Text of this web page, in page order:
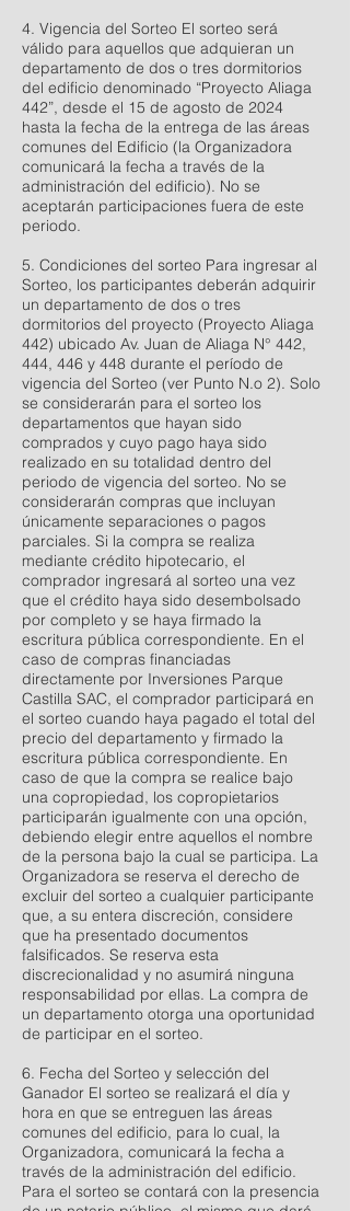
4. Vigencia del Sorteo El sorteo será
válido para aquellos que adquieran un
departamento de dos o tres dormitorios
del edificio denominado “Proyecto Aliaga
442”, desde el 15 de agosto de 2024
hasta la fecha de la entrega de las áreas
comunes del Edificio (la Organizadora
comunicará la fecha a través de la
administración del edificio). No se
aceptarán participaciones fuera de este
periodo.
5. Condiciones del sorteo Para ingresar al
Sorteo, los participantes deberán adquirir
un departamento de dos o tres
dormitorios del proyecto (Proyecto Aliaga
442) ubicado Av. Juan de Aliaga N° 442,
444, 446 y 448 durante el período de
vigencia del Sorteo (ver Punto N.o 2). Solo
se considerarán para el sorteo los
departamentos que hayan sido
comprados y cuyo pago haya sido
realizado en su totalidad dentro del
periodo de vigencia del sorteo. No se
considerarán compras que incluyan
únicamente separaciones o pagos
parciales. Si la compra se realiza
mediante crédito hipotecario, el
comprador ingresará al sorteo una vez
que el crédito haya sido desembolsado
por completo y se haya firmado la
escritura pública correspondiente. En el
caso de compras financiadas
directamente por Inversiones Parque
Castilla SAC, el comprador participará en
el sorteo cuando haya pagado el total del
precio del departamento y firmado la
escritura pública correspondiente. En
caso de que la compra se realice bajo
una copropiedad, los copropietarios
participarán igualmente con una opción,
debiendo elegir entre aquellos el nombre
de la persona bajo la cual se participa. La
Organizadora se reserva el derecho de
excluir del sorteo a cualquier participante
que, a su entera discreción, considere
que ha presentado documentos
falsificados. Se reserva esta
discrecionalidad y no asumirá ninguna
responsabilidad por ellas. La compra de
un departamento otorga una oportunidad
de participar en el sorteo.
6. Fecha del Sorteo y selección del
Ganador El sorteo se realizará el día y
hora en que se entreguen las áreas
comunes del edificio, para lo cual, la
Organizadora, comunicará la fecha a
través de la administración del edificio.
Para el sorteo se contará con la presencia